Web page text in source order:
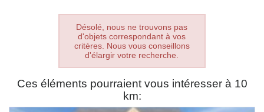
Désolé, nous ne trouvons pas
d'objets correspondant à vos
critères. Nous vous conseillons
d'élargir votre recherche.
Ces éléments pourraient vous intéresser à 10
km: